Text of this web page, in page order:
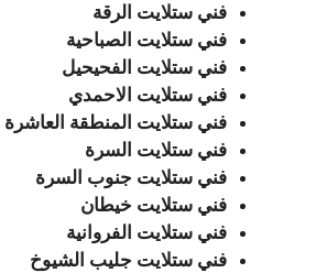
فني ستلايت الرقة
فني ستلايت الصباحية
فني ستلايت الفحيحيل
فني ستلايت الاحمدي
فني ستلايت المنطقة العاشرة
فني ستلايت السرة
فني ستلايت جنوب السرة
فني ستلايت خيطان
فني ستلايت الفروانية
فني ستلايت جليب الشيوخ